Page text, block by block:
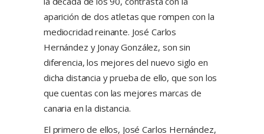
aparición de dos atletas que rompen con la
mediocridad reinante. José Carlos
Hernández y Jonay González, son sin
diferencia, los mejores del nuevo siglo en
dicha distancia y prueba de ello, que son los
que cuentas con las mejores marcas de
canaria en la distancia.
El primero de ellos, José Carlos Hernández,